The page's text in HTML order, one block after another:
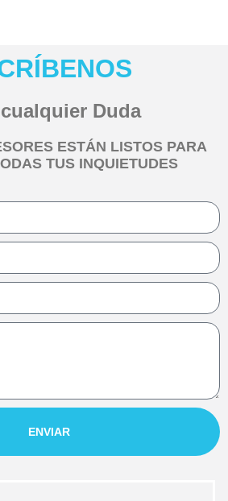
Duda
ESTÁN LISTOS PARA
TUS INQUIETUDES
ENVIAR